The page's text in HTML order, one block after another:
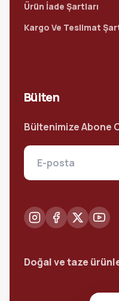
Ürün İade Şartları
Kargo Ve Teslimat
Bülten
Bültenimize Abone
Doğal ve taze